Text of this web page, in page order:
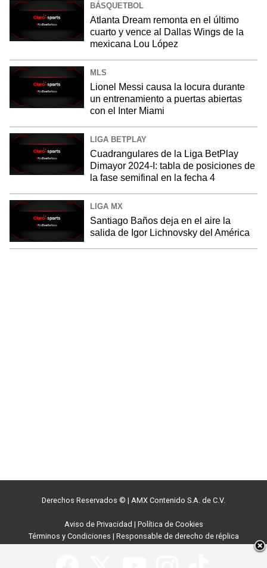
BÁSQUETBOL
Atlanta Dream remonta en el último
cuarto y vence al Dallas Wings de la
mexicana Lou López
MLS
Lionel Messi causa la locura durante
un entrenamiento a puertas abiertas
con el Inter Miami
LIGA BETPLAY
Cuadrangulares de la Liga BetPlay
Dimayor 2024-I: tabla de posiciones de
la fase semifinal en la fecha 4
LIGA MX
Santiago Baños deja en el aire la
salida de Igor Lichnovsky del América
Derechos Reservados © | AMX Contenido S.A. de C.V.
Aviso de Privacidad | Política de Cookies
Términos y Condiciones | Responsable de derecho de réplica